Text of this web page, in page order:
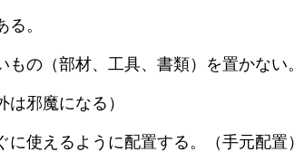
。
もの（部材、工具、書類）を置かない。
は邪魔になる）
に使えるように配置する。（手元配置）